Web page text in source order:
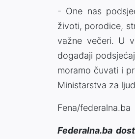
- One nas
životi, porodice,
važne večeri. U
događaji
moramo čuvati i
Ministarstva za
Fena/federalna.ba
Federalna.ba